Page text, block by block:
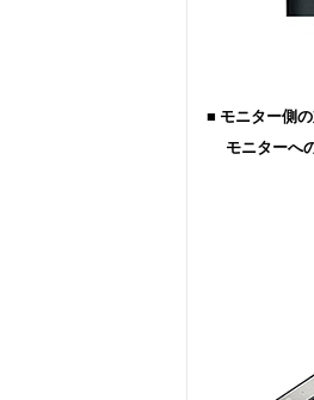
■ モニター側
モニターへ